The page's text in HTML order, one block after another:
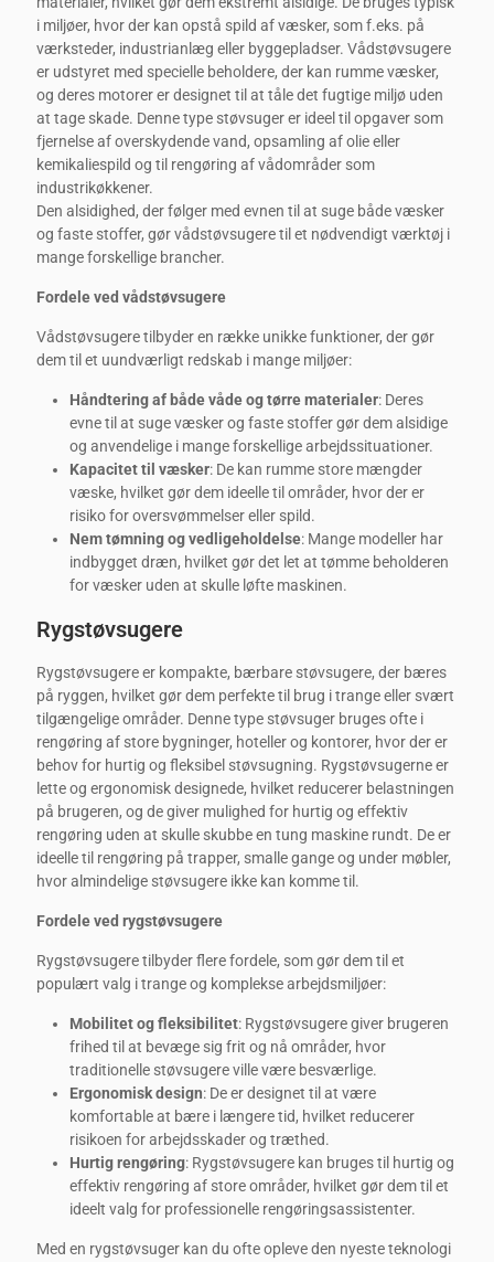
i miljøer, hvor der kan opstå spild af væsker, som f.eks. på
værksteder, industrianlæg eller byggepladser. Vådstøvsugere
er udstyret med specielle beholdere, der kan rumme væsker,
og deres motorer er designet til at tåle det fugtige miljø uden
at tage skade. Denne type støvsuger er ideel til opgaver som
fjernelse af overskydende vand, opsamling af olie eller
kemikaliespild og til rengøring af vådområder som
industrikøkkener.
Den alsidighed, der følger med evnen til at suge både væsker
og faste stoffer, gør vådstøvsugere til et nødvendigt værktøj i
mange forskellige brancher.
Fordele ved vådstøvsugere
Vådstøvsugere tilbyder en række unikke funktioner, der gør
dem til et uundværligt redskab i mange miljøer:
Håndtering af både våde og tørre materialer: Deres
evne til at suge væsker og faste stoffer gør dem alsidige
og anvendelige i mange forskellige arbejdssituationer.
Kapacitet til væsker: De kan rumme store mængder
væske, hvilket gør dem ideelle til områder, hvor der er
risiko for oversvømmelser eller spild.
Nem tømning og vedligeholdelse: Mange modeller har
indbygget dræn, hvilket gør det let at tømme beholderen
for væsker uden at skulle løfte maskinen.
Rygstøvsugere
Rygstøvsugere er kompakte, bærbare støvsugere, der bæres
på ryggen, hvilket gør dem perfekte til brug i trange eller svært
tilgængelige områder. Denne type støvsuger bruges ofte i
rengøring af store bygninger, hoteller og kontorer, hvor der er
behov for hurtig og fleksibel støvsugning. Rygstøvsugerne er
lette og ergonomisk designede, hvilket reducerer belastningen
på brugeren, og de giver mulighed for hurtig og effektiv
rengøring uden at skulle skubbe en tung maskine rundt. De er
ideelle til rengøring på trapper, smalle gange og under møbler,
hvor almindelige støvsugere ikke kan komme til.
Fordele ved rygstøvsugere
Rygstøvsugere tilbyder flere fordele, som gør dem til et
populært valg i trange og komplekse arbejdsmiljøer:
Mobilitet og fleksibilitet: Rygstøvsugere giver brugeren
frihed til at bevæge sig frit og nå områder, hvor
traditionelle støvsugere ville være besværlige.
Ergonomisk design: De er designet til at være
komfortable at bære i længere tid, hvilket reducerer
risikoen for arbejdsskader og træthed.
Hurtig rengøring: Rygstøvsugere kan bruges til hurtig og
effektiv rengøring af store områder, hvilket gør dem til et
ideelt valg for professionelle rengøringsassistenter.
Med en rygstøvsuger kan du ofte opleve den nyeste teknologi